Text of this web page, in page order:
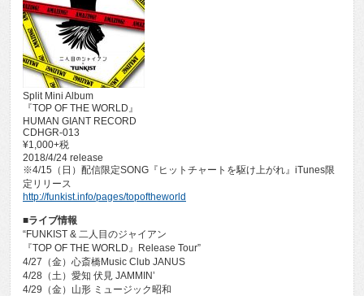
Split Mini Album
『TOP OF THE WORLD』
HUMAN GIANT RECORD
CDHGR-013
¥1,000+税
2018/4/24 release
※4/15（日）配信限定SONG『ヒットチャートを駆け上がれ』iTunes限
定リリース
http://funkist.info/pages/topoftheworld
■ライブ情報
“FUNKIST & 二人目のジャイアン
『TOP OF THE WORLD』Release Tour”
4/27（金）心斎橋Music Club JANUS
4/28（土）愛知 伏見 JAMMIN’
4/29（金）山形 ミュージック昭和